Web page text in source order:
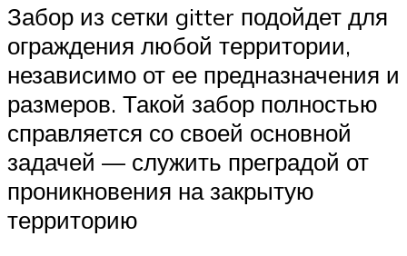
Забор из сетки gitter подойдет для
ограждения любой территории,
независимо от ее предназначения и
размеров. Такой забор полностью
справляется со своей основной
задачей — служить преградой от
проникновения на закрытую
территорию